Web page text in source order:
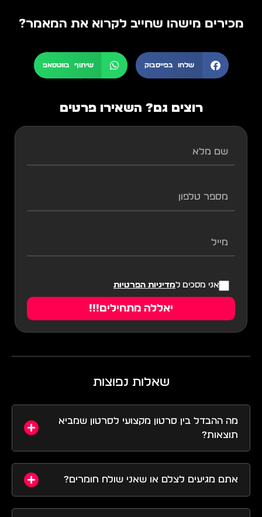
מכירים מישהו שחייב לקרוא את המאמר?
שלחו בפייסבוק שיתוף בווטסאפ
רוצים גם? השאירו פרטים
אני מסכים למדיניות הפרטיות
יאללה מתחילים!!!
שאלות נפוצות
מה ההבדל בין סרטון מקצועי לסרטון שמביא
תוצאות?
אתם מגיעים לצלם או שאני שולח חומרים?